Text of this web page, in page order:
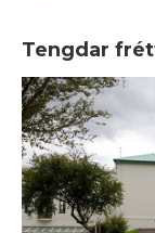
Tengdar